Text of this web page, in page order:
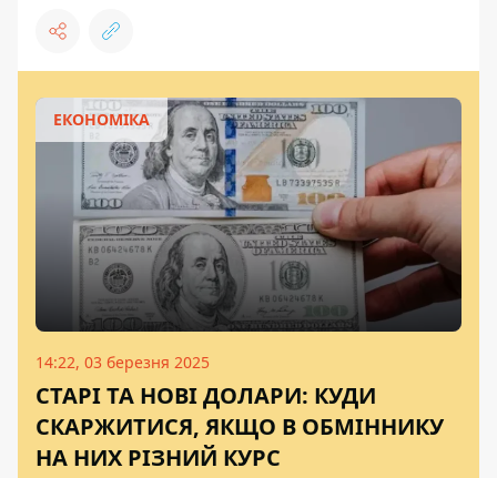
ЕКОНОМІКА
14:22, 03 березня 2025
СТАРІ ТА НОВІ ДОЛАРИ: КУДИ
СКАРЖИТИСЯ, ЯКЩО В ОБМІННИКУ
НА НИХ РІЗНИЙ КУРС